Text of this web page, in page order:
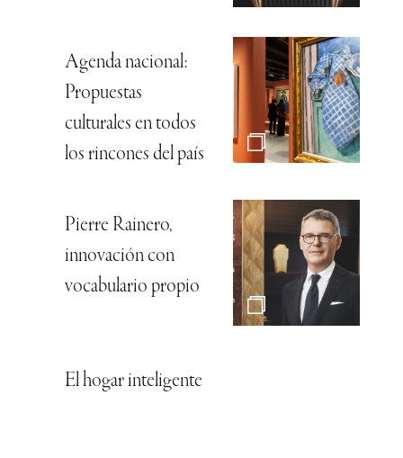
Agenda nacional:
Propuestas
culturales en todos
los rincones del país
Pierre Rainero,
innovación con
vocabulario propio
El hogar inteligente